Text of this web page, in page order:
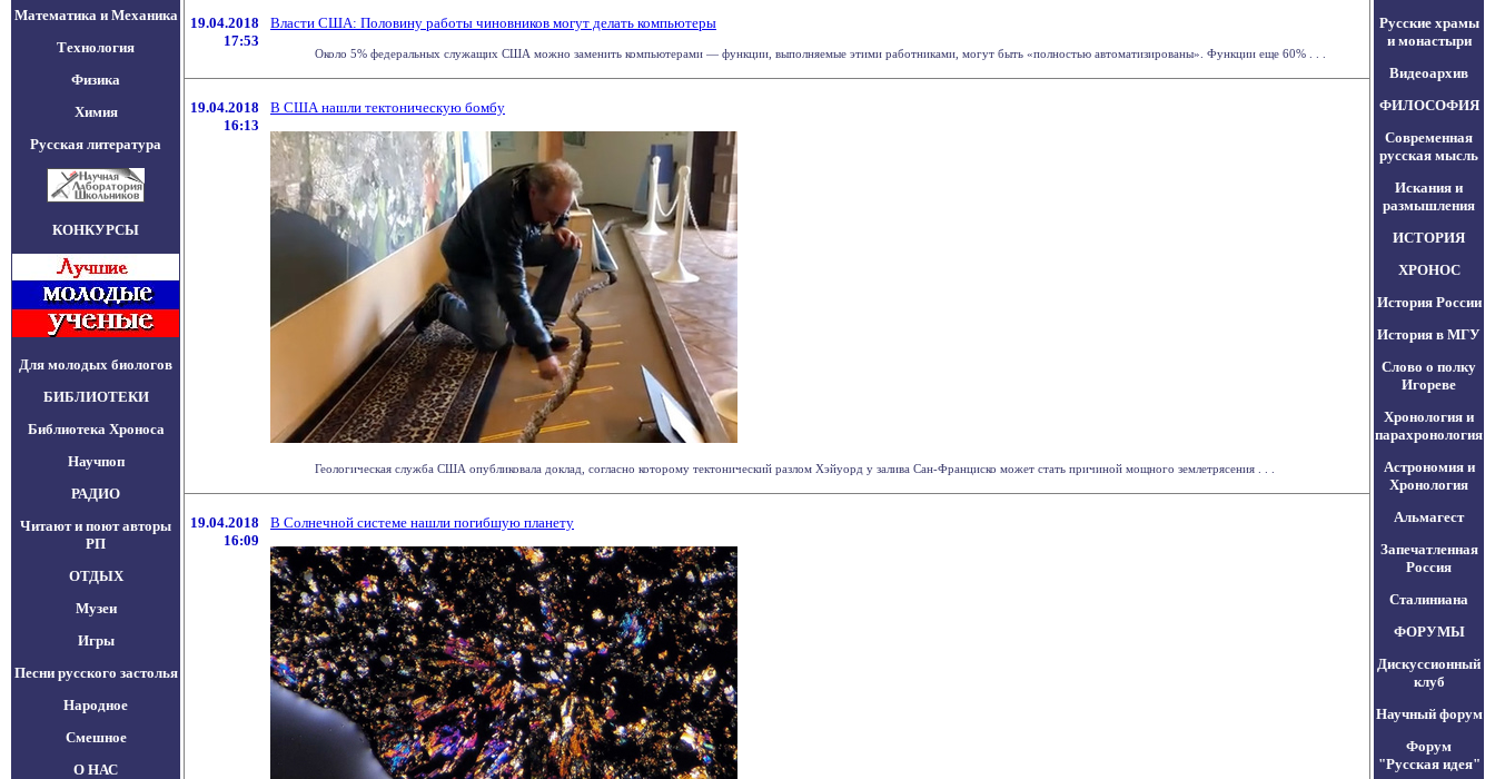
Математика и Механика
Технология
Физика
Химия
Русская литература
КОНКУРСЫ
Для молодых биологов
БИБЛИОТЕКИ
Библиотека Хроноса
Научпоп
РАДИО
Читают и поют авторы
РП
ОТДЫХ
Музеи
Игры
Песни русского застолья
Народное
Смешное
О НАС
19.04.2018
17:53
Власти США: Половину работы чиновников могут делать компьютеры
Около 5% федеральных служащих США можно заменить компьютерами — функции, выполняемые этими работниками, могут быть «полностью автоматизированы». Функции еще 60% . . .
19.04.2018
16:13
В США нашли тектоническую бомбу
Геологическая служба США опубликовала доклад, согласно которому тектонический разлом Хэйуорд у залива Сан-Франциско может стать причиной мощного землетрясения . . .
19.04.2018
16:09
В Солнечной системе нашли погибшую планету
Русские храмы
и монастыри
Видеоархив
ФИЛОСОФИЯ
Современная
русская мысль
Искания и
размышления
ИСТОРИЯ
ХРОНОС
История России
История в МГУ
Слово о полку
Игореве
Хронология и
парахронология
Астрономия и
Хронология
Альмагест
Запечатленная
Россия
Сталиниана
ФОРУМЫ
Дискуссионный
клуб
Научный форум
Форум
"Русская идея"